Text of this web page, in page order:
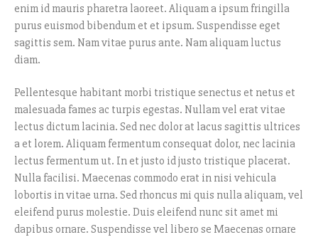
enim id mauris pharetra laoreet. Aliquam a ipsum fringilla
purus euismod bibendum et et ipsum. Suspendisse eget
sagittis sem. Nam vitae purus ante. Nam aliquam luctus
diam.
Pellentesque habitant morbi tristique senectus et netus et
malesuada fames ac turpis egestas. Nullam vel erat vitae
lectus dictum lacinia. Sed nec dolor at lacus sagittis ultrices
a et lorem. Aliquam fermentum consequat dolor, nec lacinia
lectus fermentum ut. In et justo id justo tristique placerat.
Nulla facilisi. Maecenas commodo erat in nisi vehicula
lobortis in vitae urna. Sed rhoncus mi quis nulla aliquam, vel
eleifend purus molestie. Duis eleifend nunc sit amet mi
dapibus ornare. Suspendisse vel libero se Maecenas ornare